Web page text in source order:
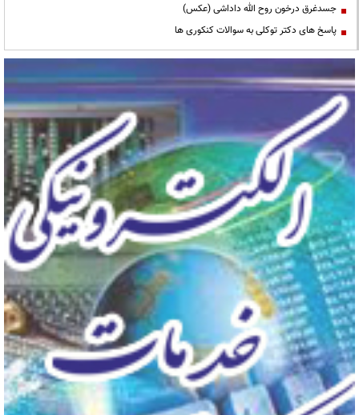
جسدغرق درخون روح الله داداشی (عکس)
پاسخ های دکتر توکلی به سوالات کنکوری ها